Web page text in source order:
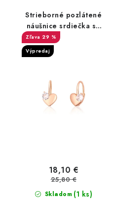
Strieborné pozlátené
náušnice srdiečka so
zirkónom
29 %
Výpredaj
Skladom (1 ks)
18,10 €
25,80 €